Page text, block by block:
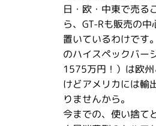
日・欧・中東で売る
ら、GT-Rも販売の
置いているわけです
のハイスペックバー
1575万円！）は欧
けどアメリカには輸
りませんから。
今までの、使い捨て